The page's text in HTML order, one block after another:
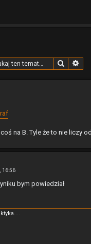
Szukaj
na B. Tyle że to nie liczy
16:56
bym powiedział